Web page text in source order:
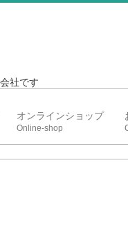
社です
オンラインショップ